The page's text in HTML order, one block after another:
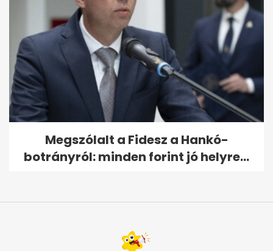
Megszólalt a Fidesz a Hankó-
botrányról: minden forint jó helyre...